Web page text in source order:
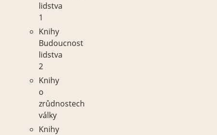
lidstva
1
Knihy
Budoucnost
lidstva
2
Knihy
o
zrůdnostech
války
Knihy